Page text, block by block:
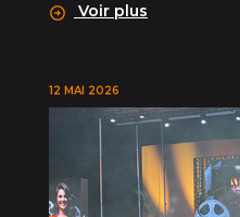
Voir plus
12 MAI 2026